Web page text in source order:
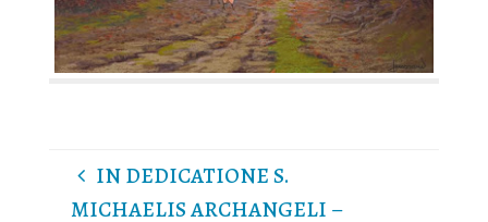
IN DEDICATIONE S.
MICHAELIS ARCHANGELI –